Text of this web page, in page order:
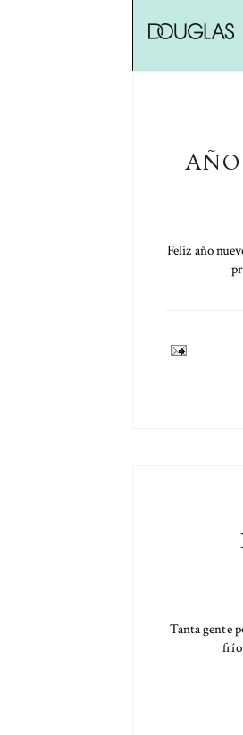
Feliz año
Tanta gente